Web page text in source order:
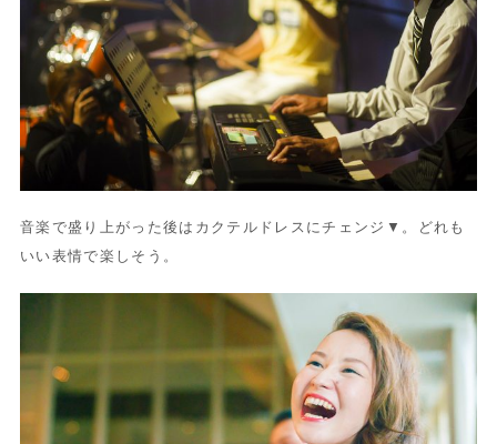
音楽で盛り上がった後はカクテルドレスにチェンジ▼。どれも
いい表情で楽しそう。